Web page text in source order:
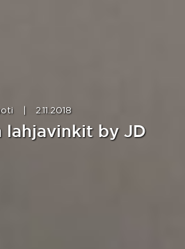
2.11.2018
lahjavinkit by JD